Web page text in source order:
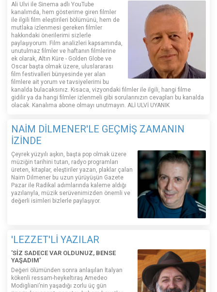
Ali Ulvi ile Sinema adlı YouTube
kanalımda, hem gösterime giren filmler
ile ilgili film eleştirileri bölümünü, hem de
mutlaka izlenmesi gereken filmler
hakkındaki önerilerimi sizlerle
paylaşıyorum. Film analizleri kapsamında,
unutulmaz filmler ve haftanın filmlerine
ek olarak, Altın Küre - Golden Globe ve
Oscar başta olmak üzere, uluslararası
film festivalleri bünyesinde yer alan
filmlere ait yorum ve tavsiyelerimi bu
kanalda bulacaksınız. Kısaca, vizyondaki filmler ile ilgili, hangi filme
gidilir ya da hangi filmler izlenmeli gibi sorularınızın cevapları bu kanalda
olacak. Kanalıma abone olmayı unutmayın. ALİ ULVİ UYANIK
NAİM DİLMENER'LE GEÇMİŞ ZAMANIN
İZİNDE
Çeyrek yüzyılı aşkın, başta pop olmak üzere
müziğin tarihini tutan, radyo programları
üreten, kitaplar, eleştiriler yazan, plaklar çalan
Naim Dilmener bu uzun yürüyüşün Gazete
Pazar ile Radikal adımlarında kaleme aldığı
yazılarıyla, müzik serüvenimizden önemli ve
değerli isimleri bizlerle paylaşıyor.
'LEZZET'Lİ YAZILAR
'SİZ SADECE VAR OLDUNUZ, BENSE
YAŞADIM'
Değeri ölümünden sonra anlaşılan İtalyan
kökenli ressam-heykeltıraş Amedeo
Modigliani’nin yaşadığı zorlu üç gün